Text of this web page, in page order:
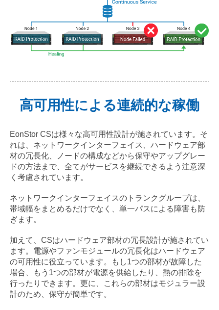
高可用性による連続的な稼働
EonStor CSは様々な高可用性設計が施されています。そ
れは、ネットワークインターフェイス、ハードウェア部
材の冗長化、ノードの構成などから保守やアップグレー
ドの方法まで、全てがサービスを継続できるよう注意深
く考慮されています。
ネットワークインターフェイスのトランクグループは、
帯域幅をまとめるだけでなく、単一パスによる障害も防
ぎます。
加えて、CSはハードウェア部材の冗長設計が施されてい
ます。電源やファンモジュールの冗長化はハードウェア
の可用性に役立っています。もし1つの部材が故障した
場合、もう1つの部材が電源を供給したり、熱の排除を
行ったりできます。更に、これらの部材はモジュラー設
計のため、保守が簡単です。